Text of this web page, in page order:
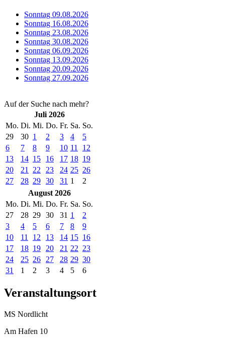
Sonntag 09.08.2026
Sonntag 16.08.2026
Sonntag 23.08.2026
Sonntag 30.08.2026
Sonntag 06.09.2026
Sonntag 13.09.2026
Sonntag 20.09.2026
Sonntag 27.09.2026
Auf der Suche nach mehr?
Juli 2026
Mo. Di. Mi. Do. Fr. Sa. So.
29
30 1 2 3 4
5
6
7 8 9 10 11
12
13
14 15 16 17 18 19
20
21 22 23 24 25 26
27
28 29 30 31 1
2
August 2026
Mo. Di. Mi. Do. Fr. Sa. So.
27
28 29 30 31 1
2
3
4 5 6 7 8
9
10
11 12 13 14 15 16
17
18 19 20 21 22 23
24
25 26 27 28 29 30
31
1 2 3 4 5 6
Veranstaltungsort
MS Nordlicht
Am Hafen 10